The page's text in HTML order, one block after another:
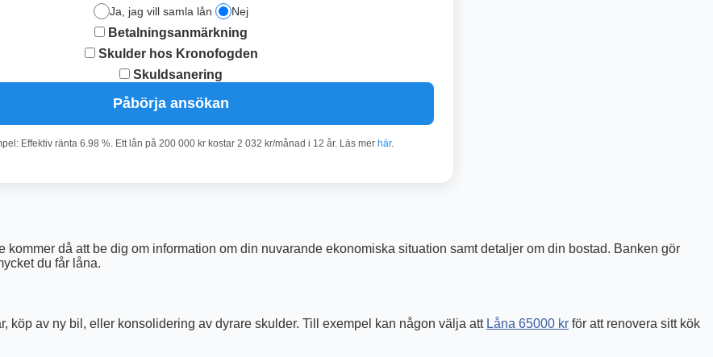
Ja, jag vill samla lån Nej
Betalningsanmärkning
Skulder hos Kronofogden
Skuldsanering
Påbörja ansökan
Effektiv ränta 6.98 %. Ett lån på 200 000 kr kostar 2 032 kr/månad i 12 år. Läs mer här.
då att be dig om information om din nuvarande ekonomiska situation samt detaljer om din bostad. Banken gör
du får låna.
köp av ny bil, eller konsolidering av dyrare skulder. Till exempel kan någon välja att Låna 65000 kr för att renovera sitt kök